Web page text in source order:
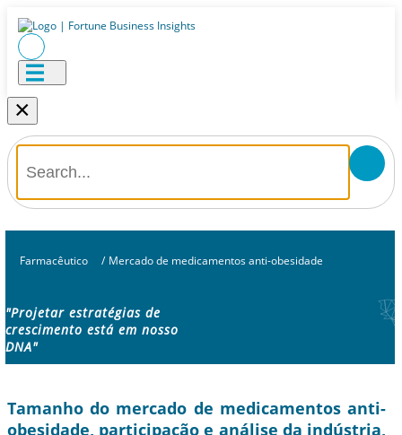
×
Farmacêutico / Mercado de medicamentos anti-obesidade
"Projetar estratégias de
crescimento está em nosso
DNA"
Tamanho do mercado de medicamentos anti-
obesidade, participação e análise da indústria,